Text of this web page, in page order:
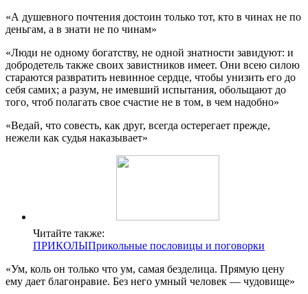
«А душевного почтения достоин только тот, кто в чинах не по
деньгам, а в знати не по чинам»
«Люди не одному богатству, не одной знатности завидуют: и
добродетель также своих завистников имеет. Они всею силою
стараются развратить невинное сердце, чтобы унизить его до
себя самих; а разум, не имевший испытания, обольщают до
того, чтоб полагать свое счастие не в том, в чем надобно»
«Ведай, что совесть, как друг, всегда остерегает прежде,
нежели как судья наказывает»
Читайте также:
ПРИКОЛЫПрикольные пословицы и поговорки
«Ум, коль он только что ум, самая безделица. Прямую цену
ему дает благонравие. Без него умный человек — чудовище»